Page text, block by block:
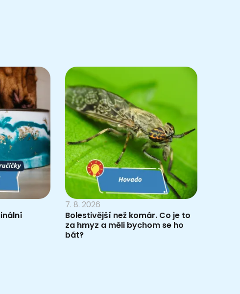
7. 8. 2026
Bolestivější než komár. Co je to
za hmyz a měli bychom se ho
bát?